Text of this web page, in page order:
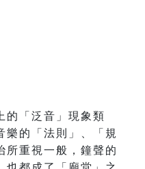
的「泛音」現象類
樂的「法則」、「規
所重視一般，鐘聲的